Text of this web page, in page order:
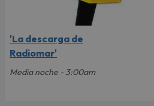
'La descarga de
Radiomar'
Media noche - 3:00am